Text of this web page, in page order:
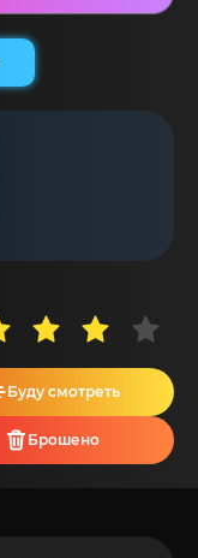
Буду смотреть
Брошено